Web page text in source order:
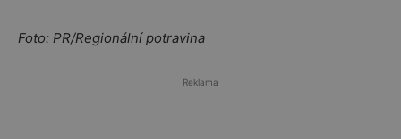
Foto: PR/Regionální potravina
Reklama